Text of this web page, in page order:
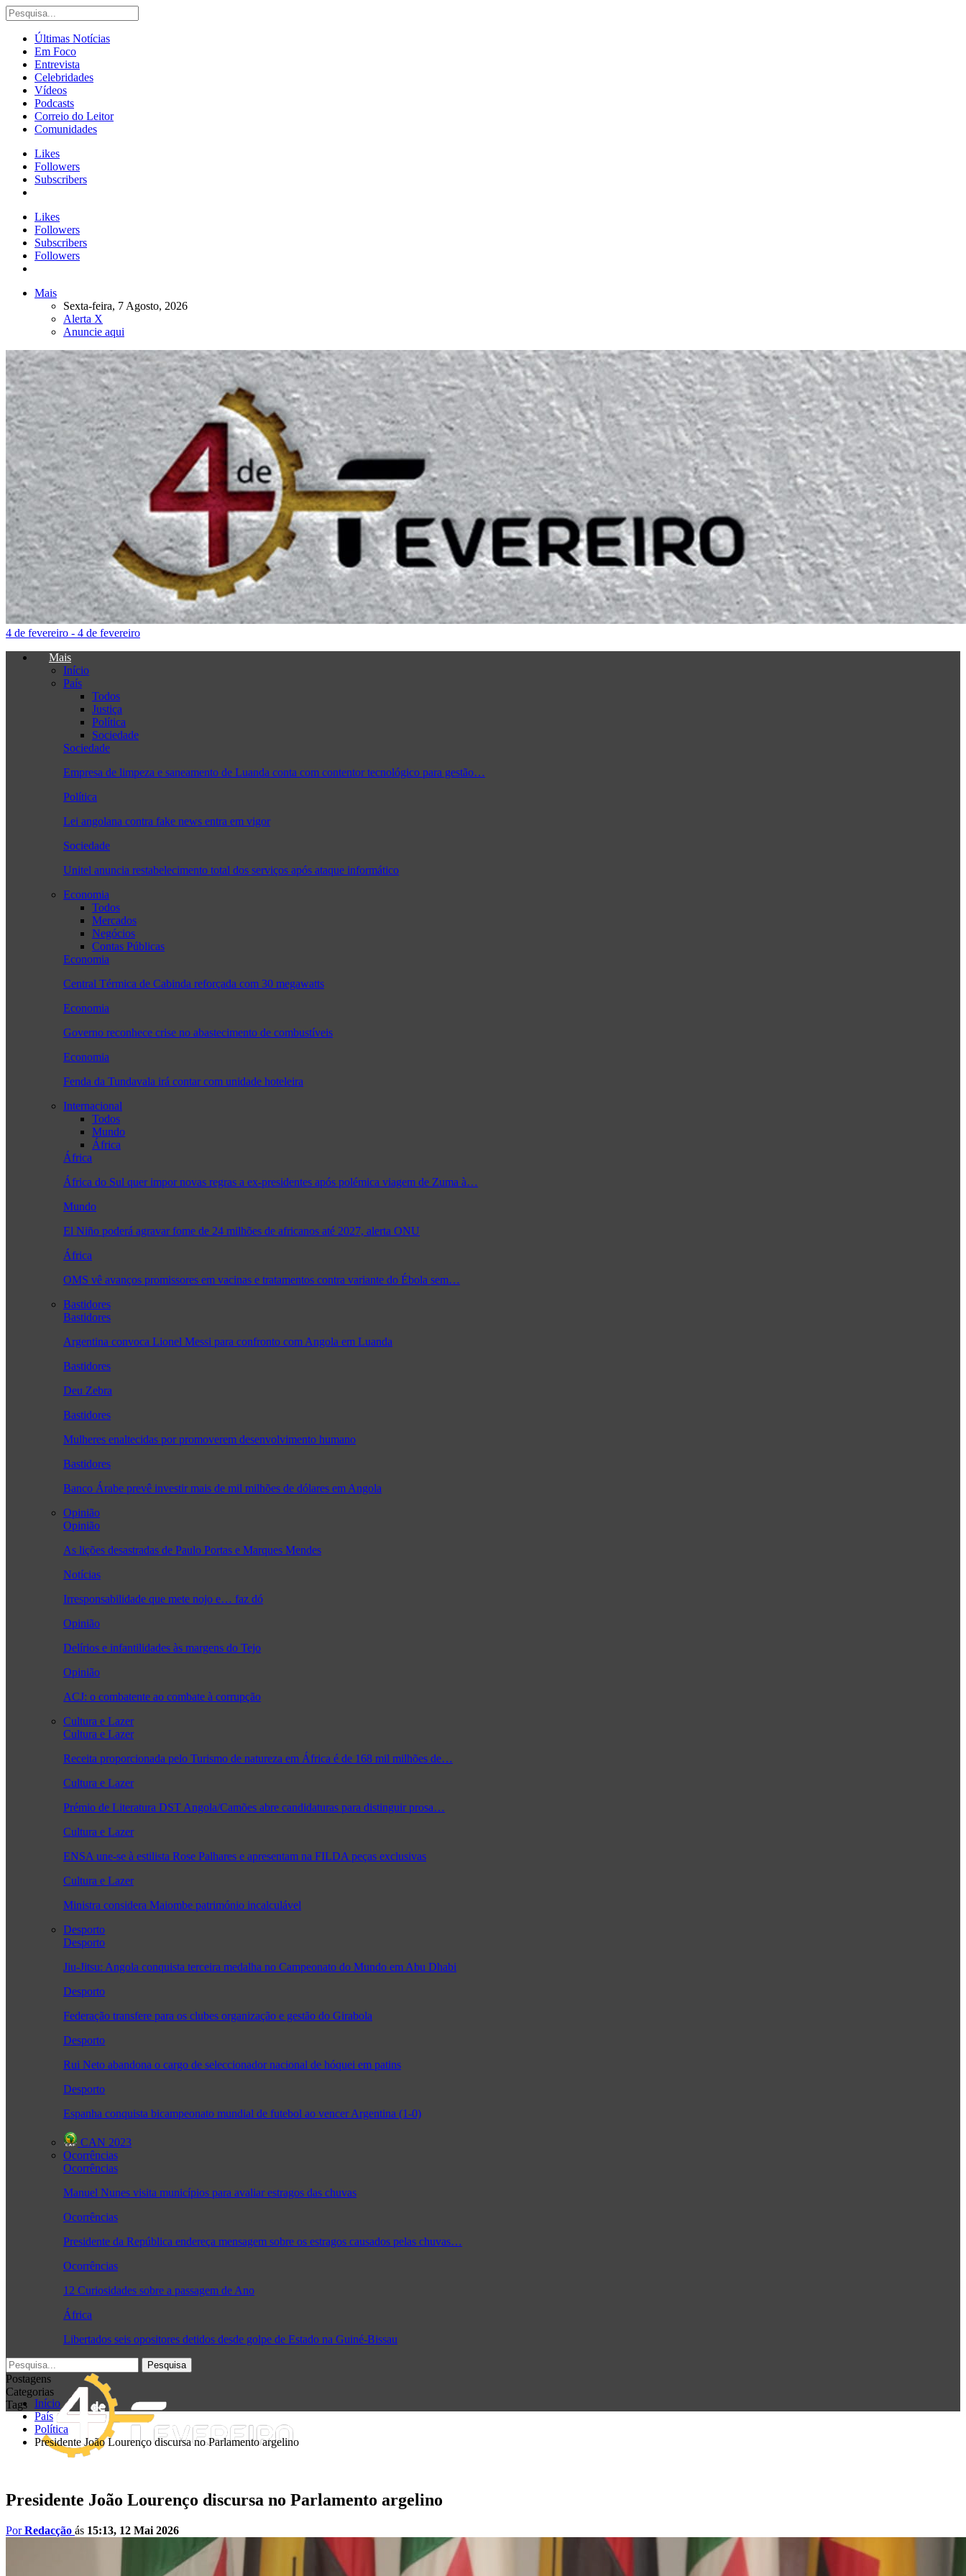
Últimas Notícias
Em Foco
Entrevista
Celebridades
Vídeos
Podcasts
Correio do Leitor
Comunidades
Likes
Followers
Subscribers
Likes
Followers
Subscribers
Followers
Mais
Sexta-feira, 7 Agosto, 2026
Alerta X
Anuncie aqui
4 de fevereiro - 4 de fevereiro
Mais
Início
País
Todos
Justiça
Política
Sociedade
Sociedade
Empresa de limpeza e saneamento de Luanda conta com contentor tecnológico para gestão…
Política
Lei angolana contra fake news entra em vigor
Sociedade
Unitel anuncia restabelecimento total dos serviços após ataque informático
Economia
Todos
Mercados
Negócios
Contas Públicas
Economia
Central Térmica de Cabinda reforçada com 30 megawatts
Economia
Governo reconhece crise no abastecimento de combustíveis
Economia
Fenda da Tundavala irá contar com unidade hoteleira
Internacional
Todos
Mundo
África
África
África do Sul quer impor novas regras a ex-presidentes após polémica viagem de Zuma à…
Mundo
El Niño poderá agravar fome de 24 milhões de africanos até 2027, alerta ONU
África
OMS vê avanços promissores em vacinas e tratamentos contra variante do Ébola sem…
Bastidores
Bastidores
Argentina convoca Lionel Messi para confronto com Angola em Luanda
Bastidores
Deu Zebra
Bastidores
Mulheres enaltecidas por promoverem desenvolvimento humano
Bastidores
Banco Árabe prevê investir mais de mil milhões de dólares em Angola
Opinião
Opinião
As lições desastradas de Paulo Portas e Marques Mendes
Notícias
Irresponsabilidade que mete nojo e… faz dó
Opinião
Delírios e infantilidades às margens do Tejo
Opinião
ACJ: o combatente ao combate à corrupção
Cultura e Lazer
Cultura e Lazer
Receita proporcionada pelo Turismo de natureza em África é de 168 mil milhões de…
Cultura e Lazer
Prémio de Literatura DST Angola/Camões abre candidaturas para distinguir prosa…
Cultura e Lazer
ENSA une-se à estilista Rose Palhares e apresentam na FILDA peças exclusivas
Cultura e Lazer
Ministra considera Maiombe património incalculável
Desporto
Desporto
Jiu-Jitsu: Angola conquista terceira medalha no Campeonato do Mundo em Abu Dhabi
Desporto
Federação transfere para os clubes organização e gestão do Girabola
Desporto
Rui Neto abandona o cargo de seleccionador nacional de hóquei em patins
Desporto
Espanha conquista bicampeonato mundial de futebol ao vencer Argentina (1-0)
CAN 2023
Ocorrências
Ocorrências
Manuel Nunes visita municípios para avaliar estragos das chuvas
Ocorrências
Presidente da República endereça mensagem sobre os estragos causados pelas chuvas…
Ocorrências
12 Curiosidades sobre a passagem de Ano
África
Libertados seis opositores detidos desde golpe de Estado na Guiné-Bissau
Postagens
Categorias
Tags Início
País
Política
Presidente João Lourenço discursa no Parlamento argelino
Presidente João Lourenço discursa no Parlamento argelino
PorRedacção ás 15:13, 12 Mai 2026